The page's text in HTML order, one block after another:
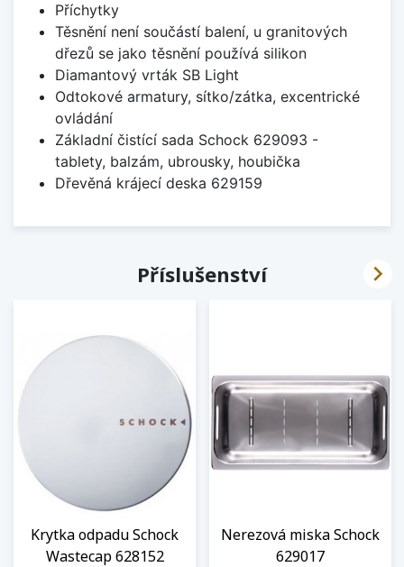
Příchytky
Těsnění není součástí balení, u granitových
dřezů se jako těsnění používá silikon
Diamantový vrták SB Light
Odtokové armatury, sítko/zátka, excentrické
ovládání
Základní čistící sada Schock 629093 -
tablety, balzám, ubrousky, houbička
Dřevěná krájecí deska 629159
Příslušenství
Krytka odpadu Schock
Wastecap 628152
Nerezová miska Schock
629017
